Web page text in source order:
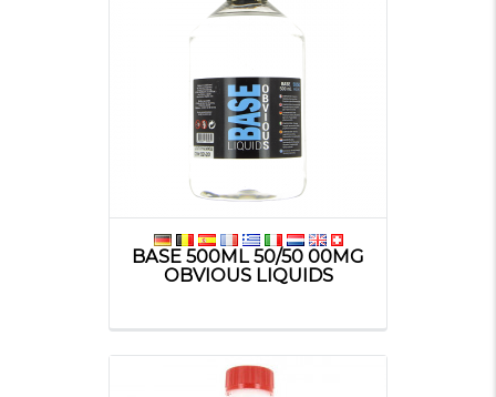
BASE 500ML 50/50 00MG
OBVIOUS LIQUIDS